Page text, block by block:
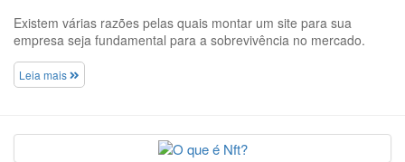
Existem várias razões pelas quais montar um site para sua
empresa seja fundamental para a sobrevivência no mercado.
Leia mais